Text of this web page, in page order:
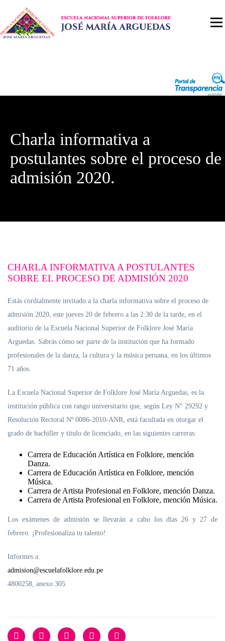
Charla informativa a
postulantes sobre el proceso de
admisión 2020.
CHARLA INFORMATIVA A POSTULANTES
SOBRE EL PROCESO DE ADMISIÓN 2020
Estás cordialmente invitado a la charla informativa sobre el proceso de
admisión 2020, este jueves 20 de febrero a las 2:30 de la tarde, en el
auditorio de la Escuela Nacional Superior de Folklore José María
Arguedas. Sabrás cómo ser parte de la institución que ha formado
profesionales de la danza, la cultura y la música peruana, en los últimos
71 años.
La Escuela Nacional Superior de Folklore José María Arguedas, es la
institución pública con rango universitario que, según Ley N° 29292 y
Resolución Rectoral Nº 0086-2010-ANR, está facultada en otorgar el
grado de bachiller y título de licenciado, en las siguientes carreras:
Carrera de Educación Artística en Folklore, mención
Danza.
Carrera de Educación Artística en Folklore, mención
Música.
Carrera de Artista Profesional en Folklore, mención Danza.
Carrera de Artista Profesional en Folklore, mención Música.
Los exámenes de admisión se llevarán a cabo los días 26y 27de
febrero. ¡Profesionaliza tu talento!
Informes a:
admision@escuelafolklore.edu.pe
4800258, anexo 305